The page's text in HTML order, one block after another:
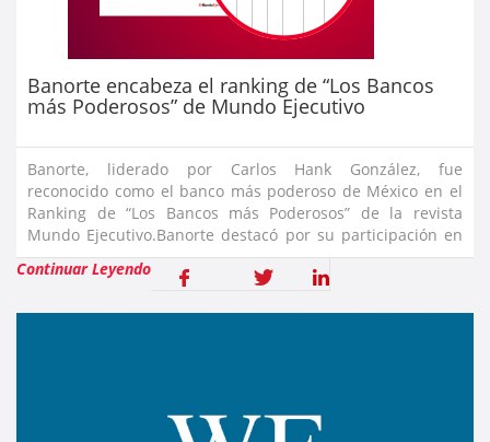
Banorte encabeza el ranking de “Los Bancos
más Poderosos” de Mundo Ejecutivo
Banorte, liderado por Carlos Hank González, fue
reconocido como el banco más poderoso de México en el
Ranking de “Los Bancos más Poderosos” de la revista
Mundo Ejecutivo.Banorte destacó por su participación en
el mercado crediticio y el crecimiento de sus activos, con
un enfoque crecie
Continuar Leyendo